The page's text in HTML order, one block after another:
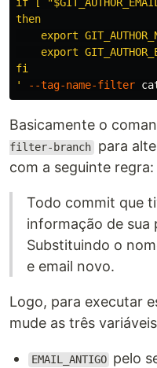
then
export
export
fi
'
--tag-name-filter
Basicamente o
filter-branch para
com a seguinte regra:
Todo commit que
informação de sua
Substituindo o
e email novo.
Logo, para executar
mude as três
EMAIL_ANTIGO pelo